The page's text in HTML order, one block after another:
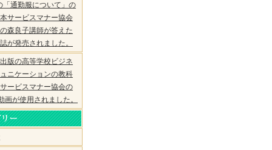
「通勤服について」の
サービスマナー協会
森良子講師が答えた
が発売されました。
版の高等学校ビジネ
ニケーションの教科
ービスマナー協会の
画が使用されました。